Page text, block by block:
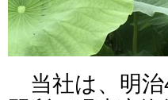
当社は、明治